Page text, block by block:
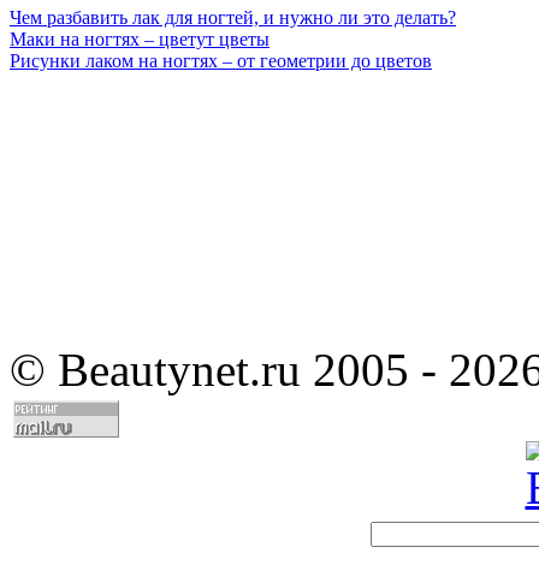
Чем разбавить лак для ногтей, и нужно ли это делать?
Маки на ногтях – цветут цветы
Рисунки лаком на ногтях – от геометрии до цветов
© Beautynet.ru 2005 -